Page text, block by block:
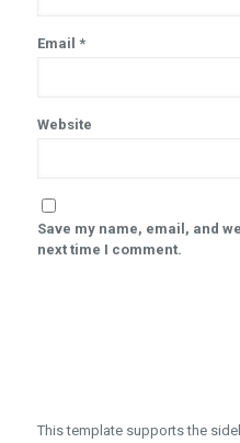
Email *
Website
Save my name, email, and
next time I comment.
This template supports the